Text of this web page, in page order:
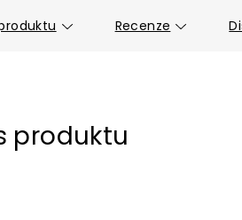
Recenze
produktu